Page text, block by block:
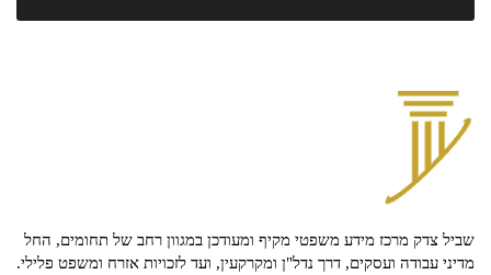
שביל צדק מרכז מידע משפטי מקיף ומעודכן במגוון רחב של תחומים, החל
מדיני עבודה ועסקים, דרך נדל"ן ומקרקעין, ועד לזכויות אזרח ומשפט פלילי.